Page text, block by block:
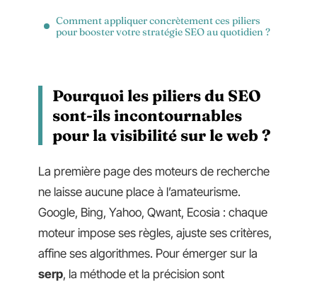
Comment appliquer concrètement ces piliers
pour booster votre stratégie SEO au quotidien ?
Pourquoi les piliers du SEO
sont-ils incontournables
pour la visibilité sur le web ?
La première page des moteurs de recherche
ne laisse aucune place à l’amateurisme.
Google, Bing, Yahoo, Qwant, Ecosia : chaque
moteur impose ses règles, ajuste ses critères,
affine ses algorithmes. Pour émerger sur la
serp, la méthode et la précision sont